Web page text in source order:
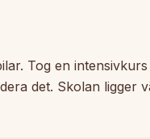
Tog en
det. Skolan ligger